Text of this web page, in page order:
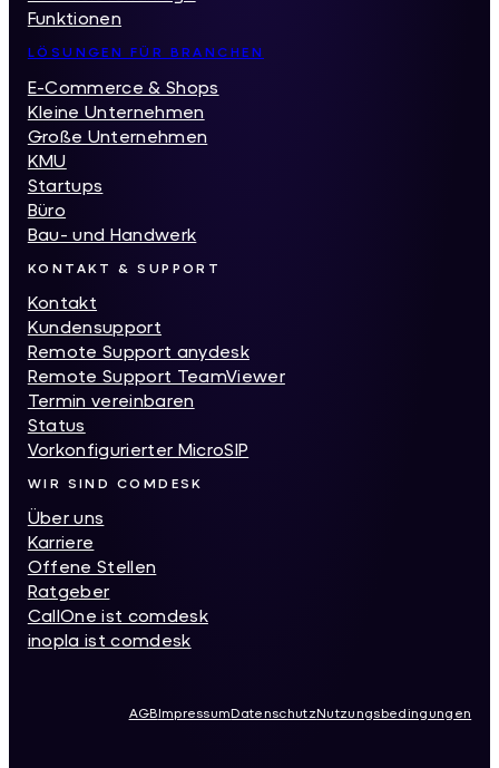
Funktionen
LÖSUNGEN FÜR BRANCHEN
E-Commerce & Shops
Kleine Unternehmen
Große Unternehmen
KMU
Startups
Büro
Bau- und Handwerk
KONTAKT & SUPPORT
Kontakt
Kundensupport
Remote Support anydesk
Remote Support TeamViewer
Termin vereinbaren
Status
Vorkonfigurierter MicroSIP
WIR SIND COMDESK
Über uns
Karriere
Offene Stellen
Ratgeber
CallOne ist comdesk
inopla ist comdesk
AGBImpressumDatenschutzNutzungsbedingungen